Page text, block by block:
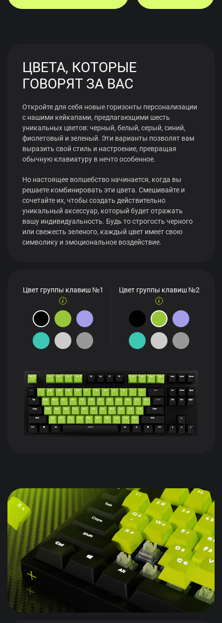
ЦВЕТА, КОТОРЫЕ
ГОВОРЯТ ЗА ВАС
Откройте для себя новые горизонты персонализации
с нашими кейкапами, предлагающими шесть
уникальных цветов: черный, белый, серый, синий,
фиолетовый и зеленый. Эти варианты позволят вам
выразить свой стиль и настроение, превращая
обычную клавиатуру в нечто особенное.
Но настоящее волшебство начинается, когда вы
решаете комбинировать эти цвета. Смешивайте и
сочетайте их, чтобы создать действительно
уникальный аксессуар, который будет отражать
вашу индивидуальность. Будь то строгость черного
или свежесть зеленого, каждый цвет имеет свою
символику и эмоциональное воздействие.
Цвет группы клавиш №1 Цвет группы клавиш №2